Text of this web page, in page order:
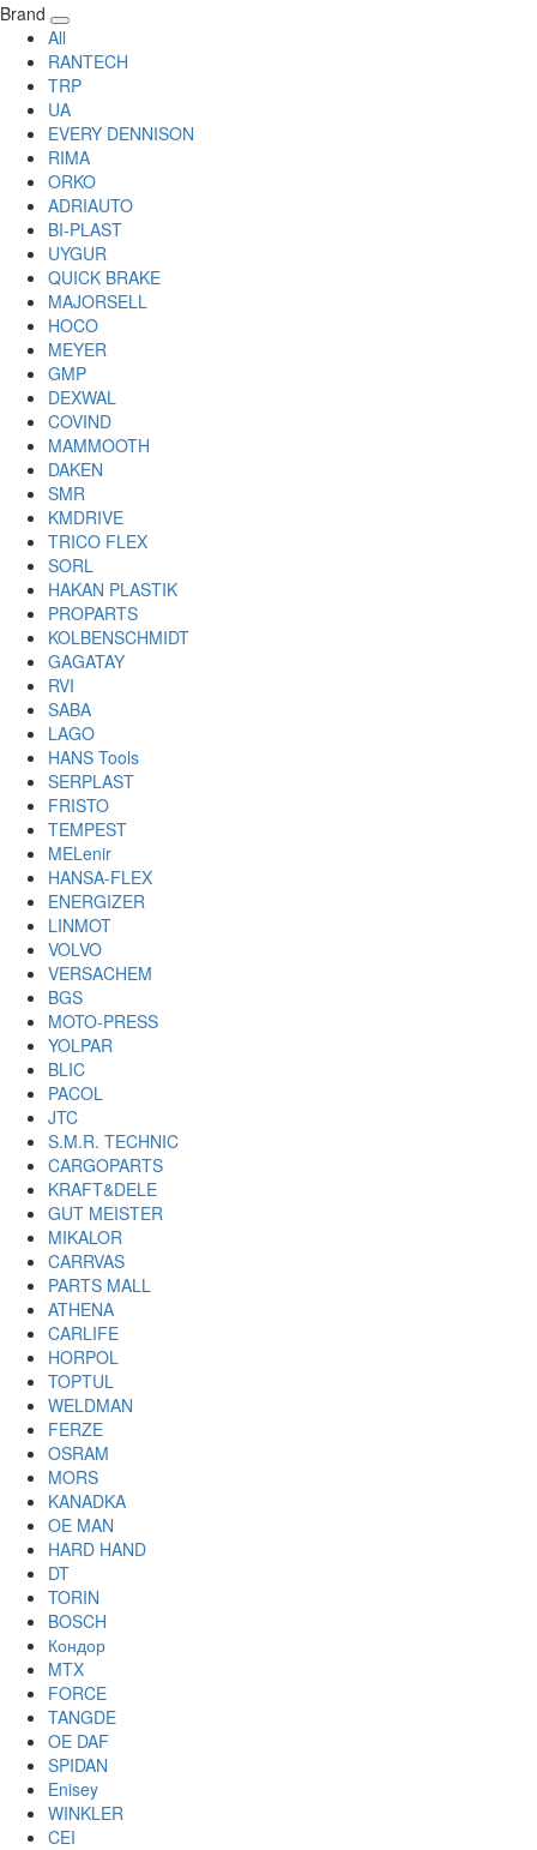
Brand
All
RANTECH
TRP
UA
EVERY DENNISON
RIMA
ORKO
ADRIAUTO
BI-PLAST
UYGUR
QUICK BRAKE
MAJORSELL
HOCO
MEYER
GMP
DEXWAL
COVIND
MAMMOOTH
DAKEN
SMR
KMDRIVE
TRICO FLEX
SORL
HAKAN PLASTIK
PROPARTS
KOLBENSCHMIDT
GAGATAY
RVI
SABA
LAGO
HANS Tools
SERPLAST
FRISTO
TEMPEST
MELenir
HANSA-FLEX
ENERGIZER
LINMOT
VOLVO
VERSACHEM
BGS
MOTO-PRESS
YOLPAR
BLIC
PACOL
JTC
S.M.R. TECHNIC
CARGOPARTS
KRAFT&DELE
GUT MEISTER
MIKALOR
CARRVAS
PARTS MALL
ATHENA
CARLIFE
HORPOL
TOPTUL
WELDMAN
FERZE
OSRAM
MORS
KANADKA
OE MAN
HARD HAND
DT
TORIN
BOSCH
Кондор
MTX
FORCE
TANGDE
OE DAF
SPIDAN
Enisey
WINKLER
CEI